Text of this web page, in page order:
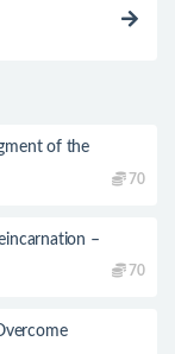
of the
70
–
70